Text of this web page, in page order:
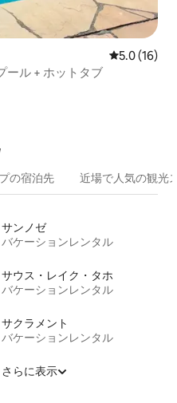
レビュー16
5.0 (16)
ール + ホットタブ
の宿⁠泊⁠先 近場で人気の観光
サンノゼ
バケーションレンタル
サウス・レイク・タホ
バケーションレンタル
サクラメント
バケーションレンタル
さらに表示